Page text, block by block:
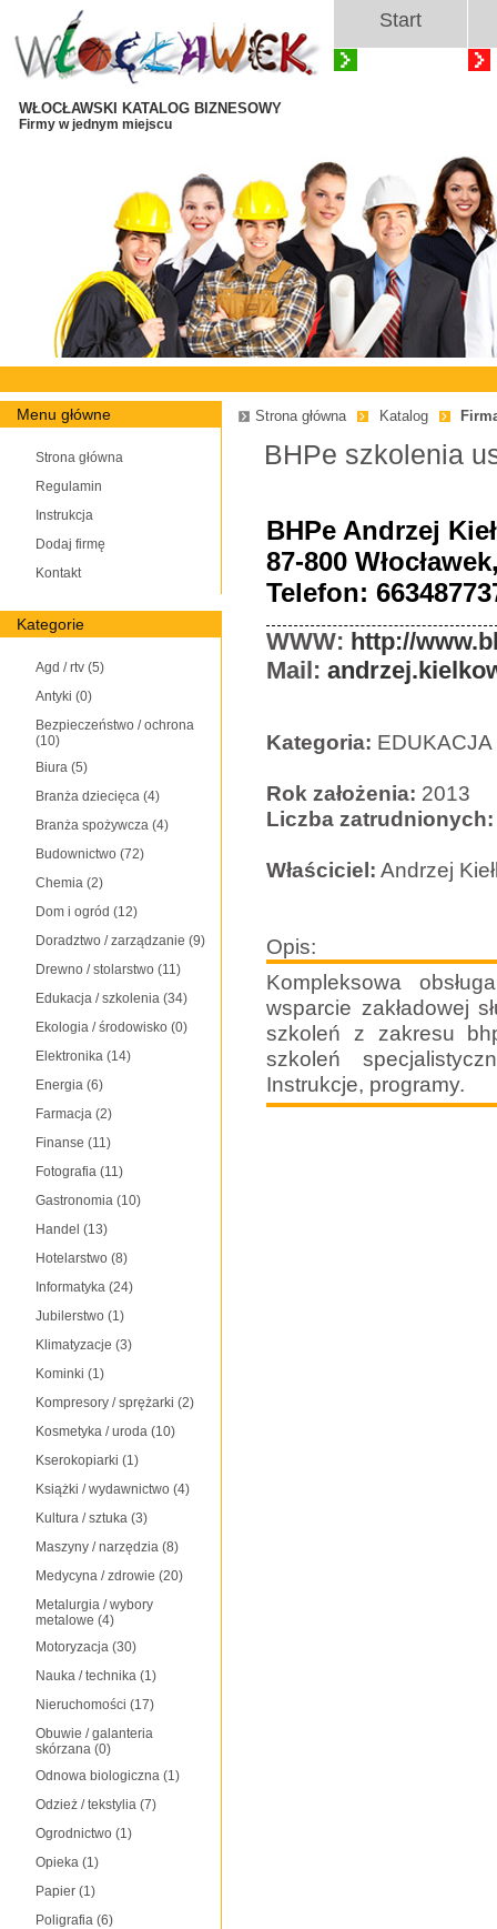
WŁOCŁAWSKI KATALOG BIZNESOWY
Firmy w jednym miejscu
Start
Menu główne
Strona główna
Regulamin
Instrukcja
Dodaj firmę
Kontakt
Kategorie
Agd / rtv (5)
Antyki (0)
Bezpieczeństwo / ochrona
(10)
Biura (5)
Branża dziecięca (4)
Branża spożywcza (4)
Budownictwo (72)
Chemia (2)
Dom i ogród (12)
Doradztwo / zarządzanie (9)
Drewno / stolarstwo (11)
Edukacja / szkolenia (34)
Ekologia / środowisko (0)
Elektronika (14)
Energia (6)
Farmacja (2)
Finanse (11)
Fotografia (11)
Gastronomia (10)
Handel (13)
Hotelarstwo (8)
Informatyka (24)
Jubilerstwo (1)
Klimatyzacje (3)
Kominki (1)
Kompresory / sprężarki (2)
Kosmetyka / uroda (10)
Kserokopiarki (1)
Książki / wydawnictwo (4)
Kultura / sztuka (3)
Maszyny / narzędzia (8)
Medycyna / zdrowie (20)
Metalurgia / wybory
metalowe (4)
Motoryzacja (30)
Nauka / technika (1)
Nieruchomości (17)
Obuwie / galanteria
skórzana (0)
Odnowa biologiczna (1)
Odzież / tekstylia (7)
Ogrodnictwo (1)
Opieka (1)
Papier (1)
Poligrafia (6)
Strona główna Katalog
BHPe szkolenia
BHPe Andrzej
87-800
Telefon:
WWW: http://
Mail:
Kategoria:
Rok założenia: 2013
Liczba zatrudnionych:
Właściciel: Andrzej
Opis:
Kompleksowa
wsparcie zakładowej
szkoleń z zakresu
szkoleń
Instrukcje, programy.